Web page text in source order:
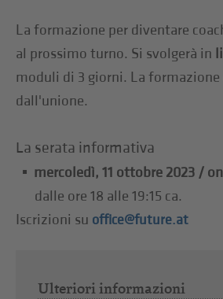
La formazione per diventare
al prossimo turno. Si svolgerà in
moduli di 3 giorni. La formazione
dall'unione.
La serata informativa
mercoledì, 11 ottobre 2023 /
dalle ore 18 alle 19:15 ca.
Iscrizioni su office@future.at
Ulteriori informazioni